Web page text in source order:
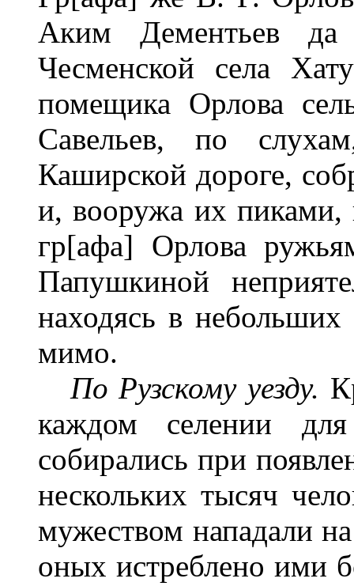
Аким Дементьев
Чесменской села
помещика Орлова
Савельев, по
Каширской дороге,
и, вооружа их
гр[афа] Орлова
Папушкиной
находясь в
мимо.
По Рузскому уезду.
каждом селении
собирались при
нескольких тысяч
мужеством нападали
оных истреблено ими